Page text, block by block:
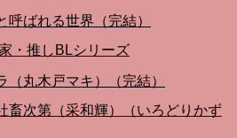
呼ばれる世界（完結）
・推しBLシリーズ
（丸木戸マキ）（完結）
畜次第（采和輝）（いろどりかず